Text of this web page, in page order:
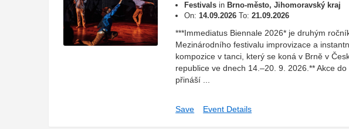
Festivals in Brno-město, Jihomoravský kraj
On:14.09.2026 To:21.09.2026
***Immediatus Biennale 2026* je druhým
Mezinárodního festivalu improvizace a
kompozice v tanci, který se koná v Brně v
republice ve dnech 14.–20. 9. 2026.** Akce do
přináší ...
Save Event Details